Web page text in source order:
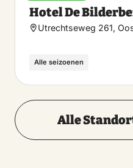
Hotel De
Utrechtseweg 261,
Alle seizoenen
Alle